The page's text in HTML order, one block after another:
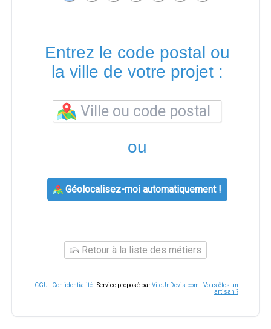
Entrez le code postal ou
la ville de votre projet :
ou
Géolocalisez-moi automatiquement !
Retour à la liste des métiers
CGU - Confidentialité- Service proposé parViteUnDevis.com -Vous êtes un
artisan ?